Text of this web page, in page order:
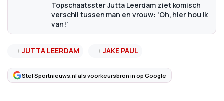
Topschaatsster Jutta Leerdam ziet komisch
verschil tussen man en vrouw: 'Oh, hier hou ik
van!'
JUTTA LEERDAM JAKE PAUL
Stel Sportnieuws.nl als voorkeursbron in op Google